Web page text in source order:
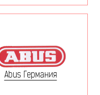
Abus Германия